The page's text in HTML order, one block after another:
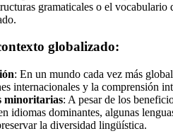
gramaticales o el
globalizado:
: En un mundo cada vez más
internacionales y la comprensión
minoritarias: A pesar de los
idiomas dominantes, algunas
la diversidad lingüística.